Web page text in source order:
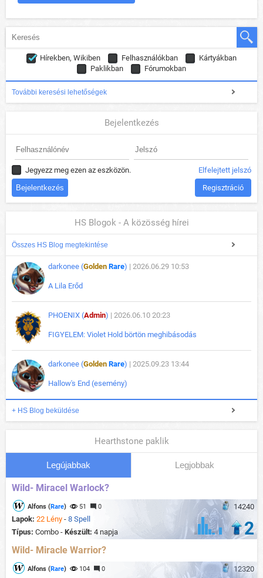
Hírekben, Wikiben Felhasználókban
Kártyákban
Paklikban
Fórumokban
További keresési lehetőségek
Bejelentkezés
Jegyezz meg ezen az eszközön. Elfelejtett jelszó
Regisztráció
HS Blogok - A közösség hírei
Összes HS Blog megtekintése
darkonee (Golden Rare) | 2026.06.29 10:53
A Lila Erőd
PHOENIX (Admin) | 2026.06.10 20:23
FIGYELEM: Violet Hold börtön meghibásodás
darkonee (Golden Rare) | 2025.09.23 13:44
Hallow's End (esemény)
+ HS Blog beküldése
Hearthstone paklik
Legújabbak Legjobbak
Wild- Miracel Warlock?
14240
Alfons (Rare) 51 0
Lapok: 22 Lény - 8 Spell
Típus: Combo - Készült: 4 napja 2
Wild- Miracle Warrior?
12320
Alfons (Rare) 104 0